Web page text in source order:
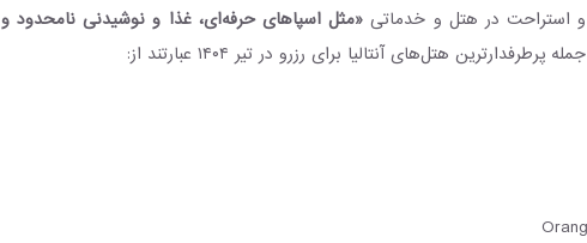
و استراحت در هتل و خدماتی «مثل اسپاهای حرفه‌ای، غذا و نوشیدنی نامحدود و
پرطرفدارترین هتل‌های آنتالیا برای رزرو در تیر ۱۴۰۴ عبارتند از: